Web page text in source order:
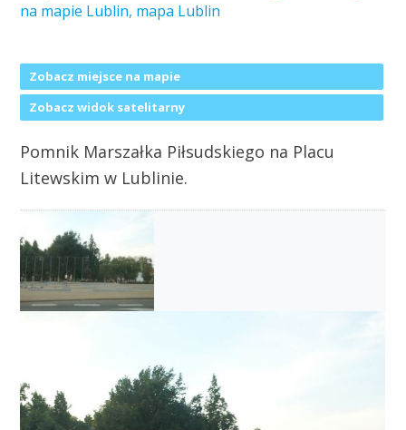
na mapie Lublin, mapa Lublin
Zobacz miejsce na mapie
Zobacz widok satelitarny
Pomnik Marszałka Piłsudskiego na Placu
Litewskim w Lublinie.